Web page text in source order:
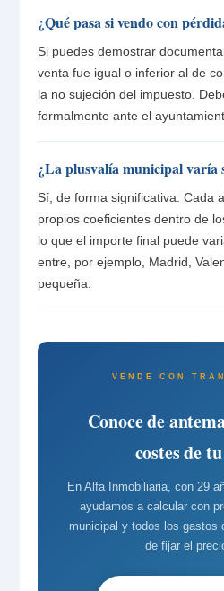
¿Qué pasa si vendo con
Si puedes demostrar
venta fue igual o inferior al de
la no sujeción del impuesto.
formalmente ante el
¿La plusvalía municipal varía
Sí, de forma significativa. Cada
propios coeficientes dentro de
lo que el importe final puede
entre, por ejemplo, Madrid,
pequeña.
VENDE CON
Conoce de
costes de
En Alfa Inmobiliaria, con 29
ayudamos a calcular con
municipal y todos los gastos
de fijar el